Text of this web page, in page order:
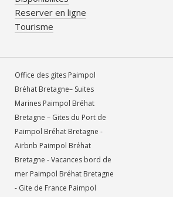
Reserver en ligne
Tourisme
Office des gites Paimpol
Bréhat Bretagne– Suites
Marines Paimpol Bréhat
Bretagne – Gites du Port de
Paimpol Bréhat Bretagne -
Airbnb Paimpol Bréhat
Bretagne - Vacances bord de
mer Paimpol Bréhat Bretagne
- Gite de France Paimpol